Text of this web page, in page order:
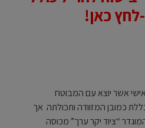
לחץ כאן!
אשר יוצא עם המבוטח
כמובן המזוודה ותכולתה אך
“ציוד יקר ערך” מכוסה